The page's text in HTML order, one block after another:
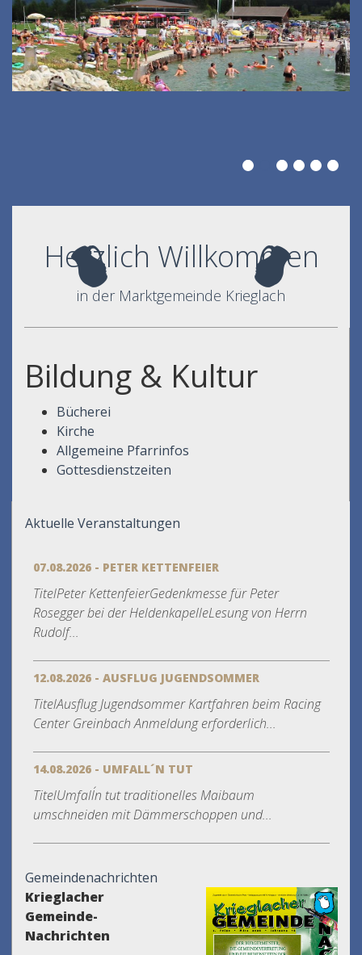
Herzlich Willkommen
in der Marktgemeinde Krieglach
Bildung & Kultur
Bücherei
Kirche
Allgemeine Pfarrinfos
Gottesdienstzeiten
Aktuelle Veranstaltungen
07.08.2026 - PETER KETTENFEIER
TitelPeter KettenfeierGedenkmesse für Peter
Rosegger bei der HeldenkapelleLesung von Herrn
Rudolf...
12.08.2026 - AUSFLUG JUGENDSOMMER
TitelAusflug Jugendsommer Kartfahren beim Racing
Center Greinbach Anmeldung erforderlich...
14.08.2026 - UMFALL´N TUT
TitelUmfall´n tut traditionelles Maibaum
umschneiden mit Dämmerschoppen und...
Gemeindenachrichten
Krieglacher
Gemeinde-
Nachrichten